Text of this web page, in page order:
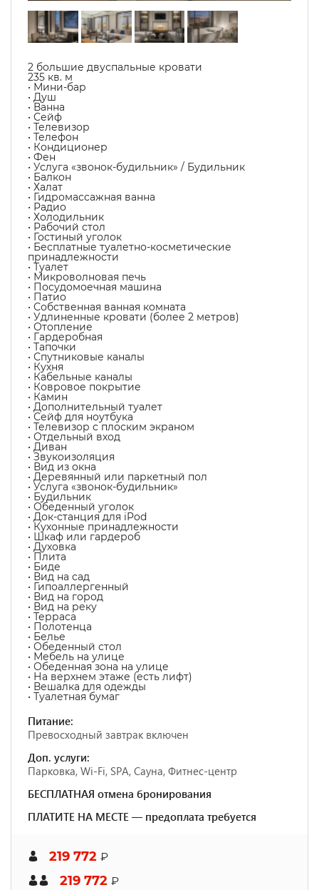
2 большие двуспальные кровати
235 кв. м
• Мини-бар
• Душ
• Ванна
• Сейф
• Телевизор
• Телефон
• Кондиционер
• Фен
• Услуга «звонок-будильник» / Будильник
• Балкон
• Халат
• Гидромассажная ванна
• Радио
• Холодильник
• Рабочий стол
• Гостиный уголок
• Бесплатные туалетно-косметические
принадлежности
• Туалет
• Микроволновая печь
• Посудомоечная машина
• Патио
• Собственная ванная комната
• Удлиненные кровати (более 2 метров)
• Отопление
• Гардеробная
• Тапочки
• Спутниковые каналы
• Кухня
• Кабельные каналы
• Ковровое покрытие
• Камин
• Дополнительный туалет
• Сейф для ноутбука
• Телевизор с плоским экраном
• Отдельный вход
• Диван
• Звукоизоляция
• Вид из окна
• Деревянный или паркетный пол
• Услуга «звонок-будильник»
• Будильник
• Обеденный уголок
• Док-станция для iPod
• Кухонные принадлежности
• Шкаф или гардероб
• Духовка
• Плита
• Биде
• Вид на сад
• Гипоаллергенный
• Вид на город
• Вид на реку
• Терраса
• Полотенца
• Белье
• Обеденный стол
• Мебель на улице
• Обеденная зона на улице
• На верхнем этаже (есть лифт)
• Вешалка для одежды
• Туалетная бумаг
Питание:
Превосходный завтрак включен
Доп. услуги:
Парковка, Wi-Fi, SPA, Сауна, Фитнес-центр
БЕСПЛАТНАЯ отмена бронирования
ПЛАТИТЕ НА МЕСТЕ — предоплата требуется
219 772 ₽
219 772 ₽